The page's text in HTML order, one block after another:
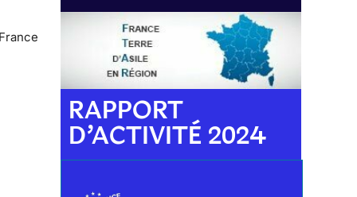
RAPPORT
D’ACTIVITÉ 2024